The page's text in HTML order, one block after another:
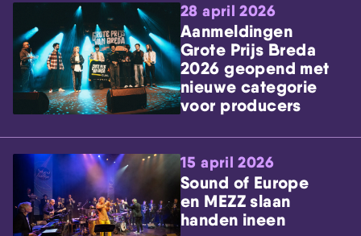
28 april 2026
Aanmeldingen
Grote Prijs Breda
2026 geopend met
nieuwe categorie
voor producers
15 april 2026
Sound of Europe
en MEZZ slaan
handen ineen